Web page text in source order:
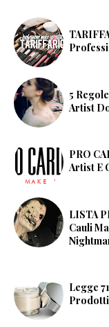
5
Artist
PRO
Artist E
LISTA
Cauli
Legge